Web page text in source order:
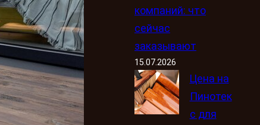
компаний: что
сейчас
заказывают
15.07.2026
Цена на
Пинотек
с для